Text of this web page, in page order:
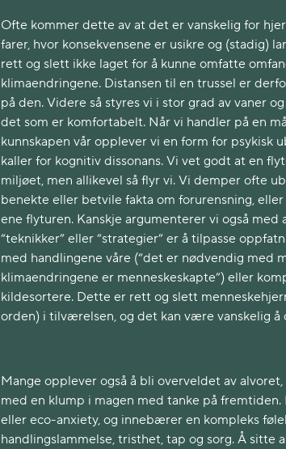
Ofte kommer dette av at det er vanskelig for
farer, hvor konsekvensene er usikre og (stadig)
rett og slett ikke laget for å kunne omfatte
klimaendringene. Distansen til en trussel er
på den. Videre så styres vi i stor grad av vaner
det som er komfortabelt. Når vi handler på en
kunnskapen vår opplever vi en form for psykisk
kaller for kognitiv dissonans. Vi vet godt at en
miljøet, men allikevel så flyr vi. Vi demper ofte
benekte eller betvile fakta om forurensning,
ene flyturen. Kanskje argumenterer vi også med
“teknikker” eller “strategier” er å tilpasse
med handlingene våre (“det er nødvendig med
klimaendringene er menneskeskapte”) eller
kildesortere. Dette er rett og slett
orden) i tilværelsen, og det kan være vanskelig å
Mange opplever også å bli overveldet av
med en klump i magen med tanke på
eller eco-anxiety, og innebærer en kompleks
handlingslammelse, tristhet, tap og sorg. Å sitte